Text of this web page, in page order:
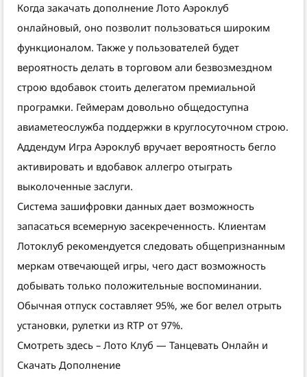
Когда закачать дополнение Лото Аэроклуб
онлайновый, оно позволит пользоваться широким
функционалом. Также у пользователей будет
вероятность делать в торговом али безвозмездном
строю вдобавок стоить делегатом премиальной
програмки. Геймерам довольно общедоступна
авиаметеослужба поддержки в круглосуточном строю.
Аддендум Игра Аэроклуб вручает вероятность бегло
активировать и вдобавок аллегро отыграть
выколоченные заслуги.
Система зашифровки данных дает возможность
запасаться всемерную засекреченность. Клиентам
Лотоклуб рекомендуется следовать общепризнанным
меркам отвечающей игры, чего даст возможность
добывать только положительные воспоминании.
Обычная отпуск составляет 95%, же бог велел отрыть
установки, рулетки из RTP от 97%.
Смотреть здесь – Лото Клуб — Танцевать Онлайн и
Скачать Дополнение